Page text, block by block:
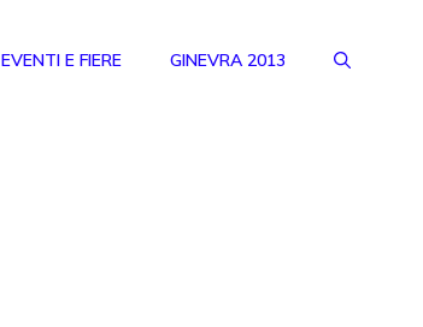
EVENTI E FIERE GINEVRA 2013